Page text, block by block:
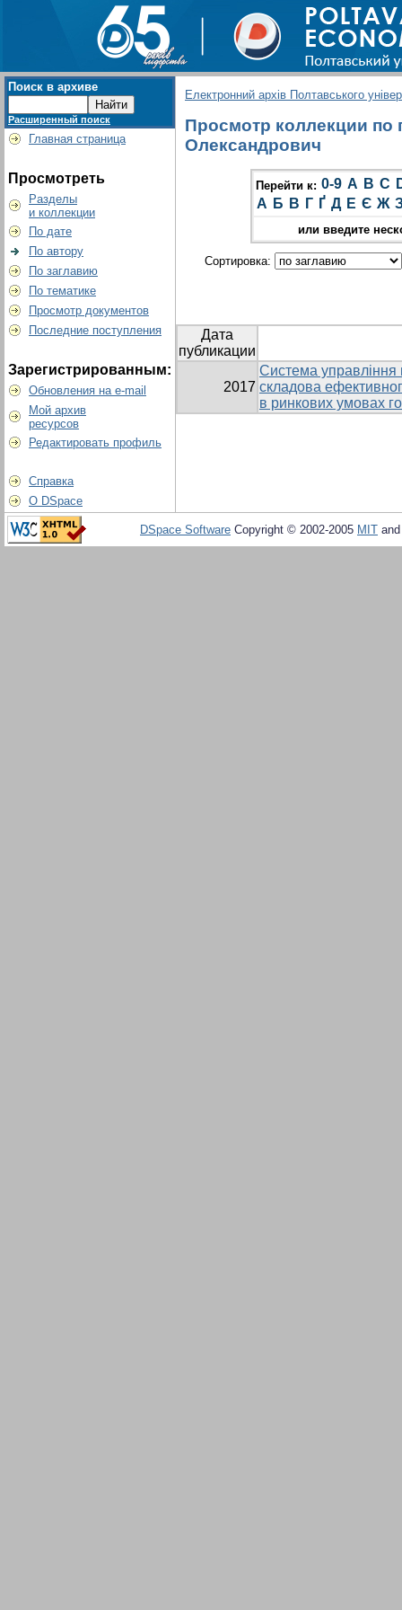
Поиск в архиве
Расширенный поиск
Главная страница
Просмотреть
Разделы
и коллекции
По дате
По автору
По заглавию
По тематике
Просмотр документов
Последние поступления
Зарегистрированным:
Обновления на e-mail
Мой архив
ресурсов
Редактировать профиль
Справка
О DSpace
Електронний архів Полтавського
Просмотр коллекции по
Олександрович
Перейти к: 0-9 A B C
А Б В Г Ґ Д Е Є Ж
или введите
Сортировка:
Дата
публикации
2017
Система
складова
в ринкових умовах
DSpace Software Copyright © 2002-2005 MIT